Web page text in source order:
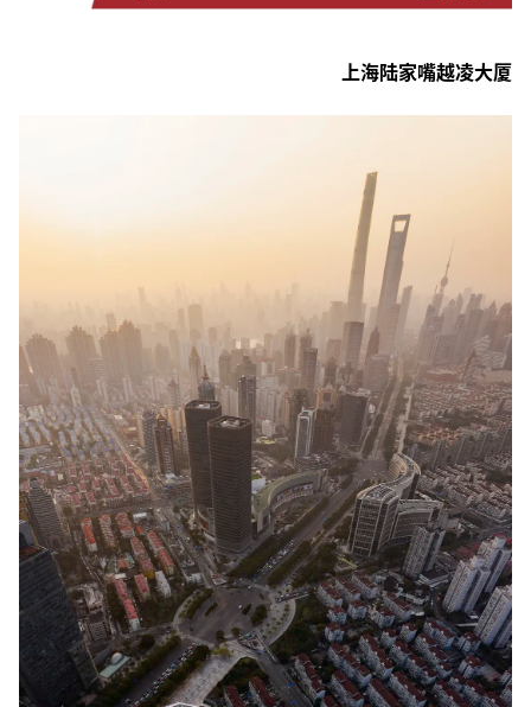
上海陆家嘴越凌大厦